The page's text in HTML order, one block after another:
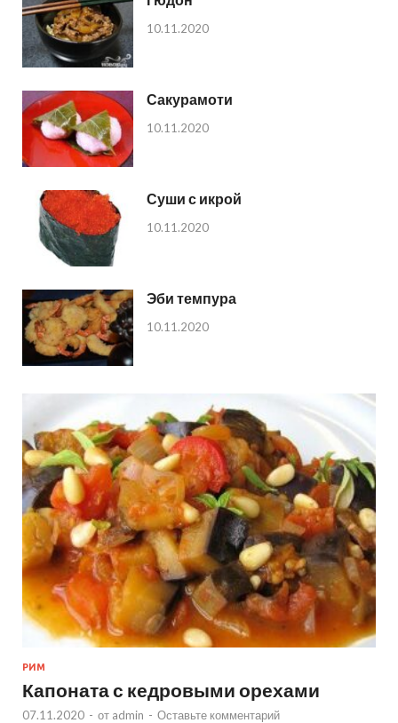
10.11.2020
Сакурамоти
10.11.2020
Суши с икрой
10.11.2020
Эби темпура
10.11.2020
РИМ
Капоната с кедровыми орехами
07.11.2020 - от admin - Оставьте комментарий